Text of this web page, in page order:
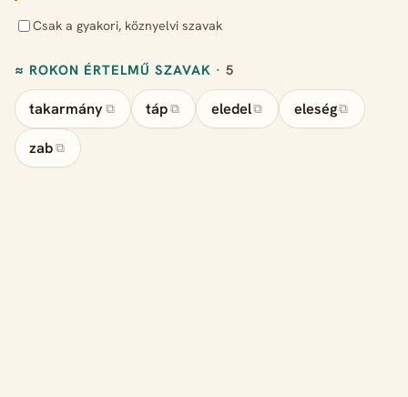
Csak a gyakori, köznyelvi szavak
≈ ROKON ÉRTELMŰ SZAVAK · 5
takarmány ⧉ táp ⧉ eledel⧉ eleség⧉
zab ⧉